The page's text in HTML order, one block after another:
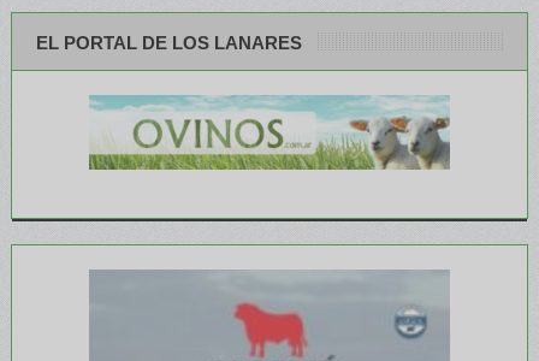
EL PORTAL DE LOS LANARES